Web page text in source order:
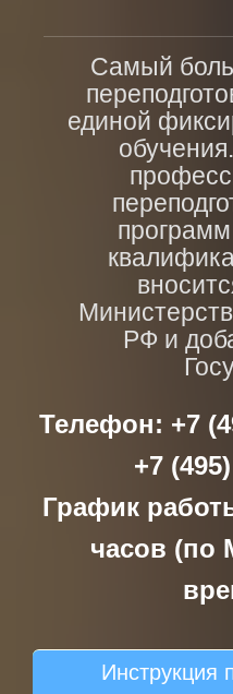
Самый
единой
РФ и
Телефон: +7
+7
График
часов (по
Инструкция